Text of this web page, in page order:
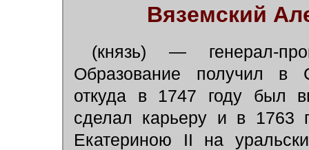
Вяземский
(князь) — генерал-
Образование получил в
откуда в 1747 году был
сделал карьеру и в 1763
Екатериною II на